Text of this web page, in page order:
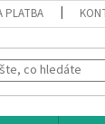
PLATBA